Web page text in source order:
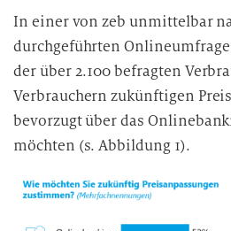
In einer von zeb unmittelbar
durchgeführten Onlineumfrage
der über 2.100 befragten
Verbrauchern zukünftigen
bevorzugt über das
möchten (s. Abbildung 1).